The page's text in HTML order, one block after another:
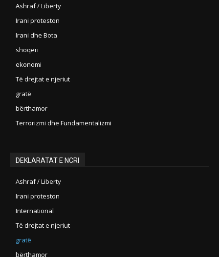
Ashraf / Liberty
Irani proteston
Irani dhe Bota
shoqëri
ekonomi
Të drejtat e njeriut
gratë
bërthamor
Terrorizmi dhe Fundamentalizmi
DEKLARATAT E NCRI
Ashraf / Liberty
Irani proteston
International
Të drejtat e njeriut
gratë
bërthamor